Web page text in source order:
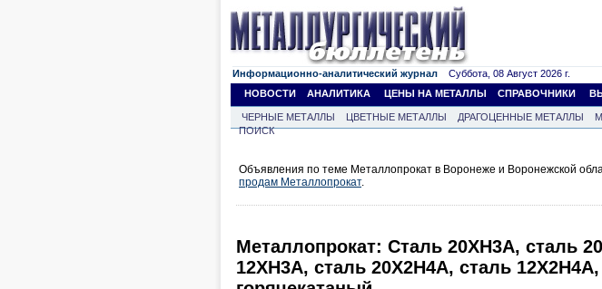
Информационно-аналитический журнал Суббота, 08 Август 2026 г.
НОВОСТИ
АНАЛИТИКА ЦЕНЫ НА МЕТАЛЛЫ СПРАВОЧНИКИ
ЧЕРНЫЕ МЕТАЛЛЫ ЦВЕТНЫЕ МЕТАЛЛЫ ДРАГОЦЕННЫЕ МЕТАЛЛЫ
ПОИСК
Объявления по теме Металлопрокат в Воронеже и Воронежской
продам Металлопрокат.
Металлопрокат: Сталь 20ХН3А, сталь
12ХН3А, сталь 20Х2Н4А, сталь 12Х2Н4А,